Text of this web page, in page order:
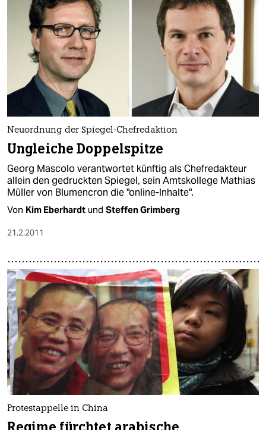
Neuordnung der Spiegel-Chefredaktion
Ungleiche Doppelspitze
Georg Mascolo verantwortet künftig als Chefredakteur
allein den gedruckten Spiegel, sein Amtskollege Mathias
Müller von Blumencron die "online-Inhalte".
Von Kim Eberhardt und Steffen Grimberg
21.2.2011
Protestappelle in China